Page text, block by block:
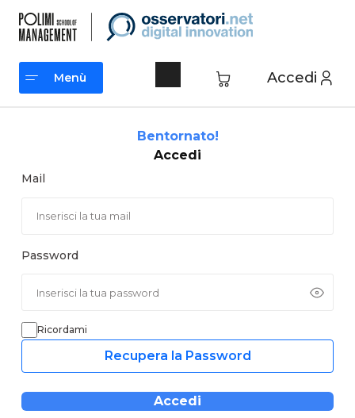
contenuto
Accedi
Menù
Bentornato!
Accedi
Mail
Password
Ricordami
Recupera la Password
Accedi